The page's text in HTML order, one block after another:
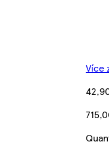
Více